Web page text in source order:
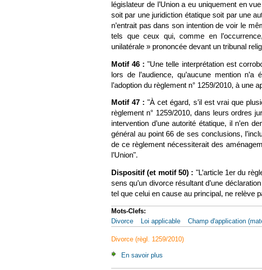
législateur de l’Union a eu uniquement en
soit par une juridiction étatique soit par une
n’entrait pas dans son intention de voir le
tels que ceux qui, comme en
unilatérale » prononcée devant un tribunal
Motif 46 : "Une telle interprétation est
lors de l’audience, qu’aucune mention
l’adoption du règlement n° 1259/2010, à une
Motif 47 : "À cet égard, s’il est vrai que
règlement n° 1259/2010, dans leurs ordres
intervention d’une autorité étatique, il n’en
général au point 66 de ses conclusions,
de ce règlement nécessiterait des
l’Union".
Dispositif (et motif 50) : "L’article 1er du
sens qu’un divorce résultant d’une
tel que celui en cause au principal, ne relève
Mots-Clefs:
Divorce
Loi applicable Champ d'application
Divorce (règl. 1259/2010)
En savoir plus